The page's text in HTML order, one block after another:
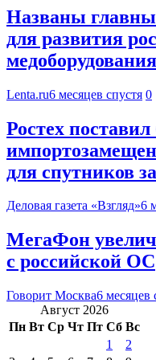
Названы
для развития
медоборудования
Lenta.ru6 месяцев спустя 0
Ростех
для спутников
Деловая газета «Взгляд»6
МегаФон
с российской ОС
Говорит Москва6 месяцев
Август 2026
Пн Вт Ср Чт Пт Сб Вс
1
2